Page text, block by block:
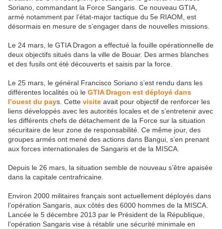
Soriano, commandant la Force Sangaris. Ce nouveau GTIA,
armé notamment par l’état-major tactique du 5e RIAOM, est
désormais en mesure de s’engager dans de nouvelles missions.
Le 24 mars, le GTIA Dragon a effectué la fouille opérationnelle de
deux objectifs situés dans la ville de Bouar. Des armes blanches
et des fusils ont été découverts et saisis par la force.
Le 25 mars, le général Francisco Soriano s’est rendu dans les
différentes localités où le GTIA Dragon est déployé dans
l’ouest du pays. Cette visite avait pour objectif de renforcer les
liens développés avec les autorités locales et de s’entretenir avec
les différents chefs de détachement de la Force sur la situation
sécuritaire de leur zone de responsabilité. Ce même jour, des
groupes armés ont mené des actions dans Bangui, s’en prenant
aux forces internationales de Sangaris et de la MISCA.
Depuis le 26 mars, la situation semble de nouveau s’être apaisée
dans la capitale centrafricaine.
Environ 2000 militaires français sont actuellement déployés dans
l’opération Sangaris, aux côtés des 6000 hommes de la MISCA.
Lancée le 5 décembre 2013 par le Président de la République,
l’opération Sangaris vise à rétablir une sécurité minimale en